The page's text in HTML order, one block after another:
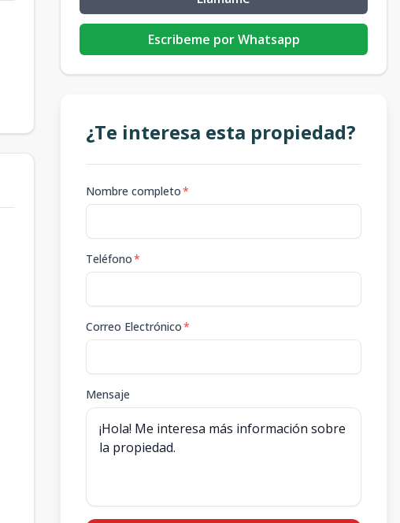
Escribeme por Whatsapp
¿Te interesa esta propiedad?
Nombre completo*
Teléfono*
Correo Electrónico*
Mensaje